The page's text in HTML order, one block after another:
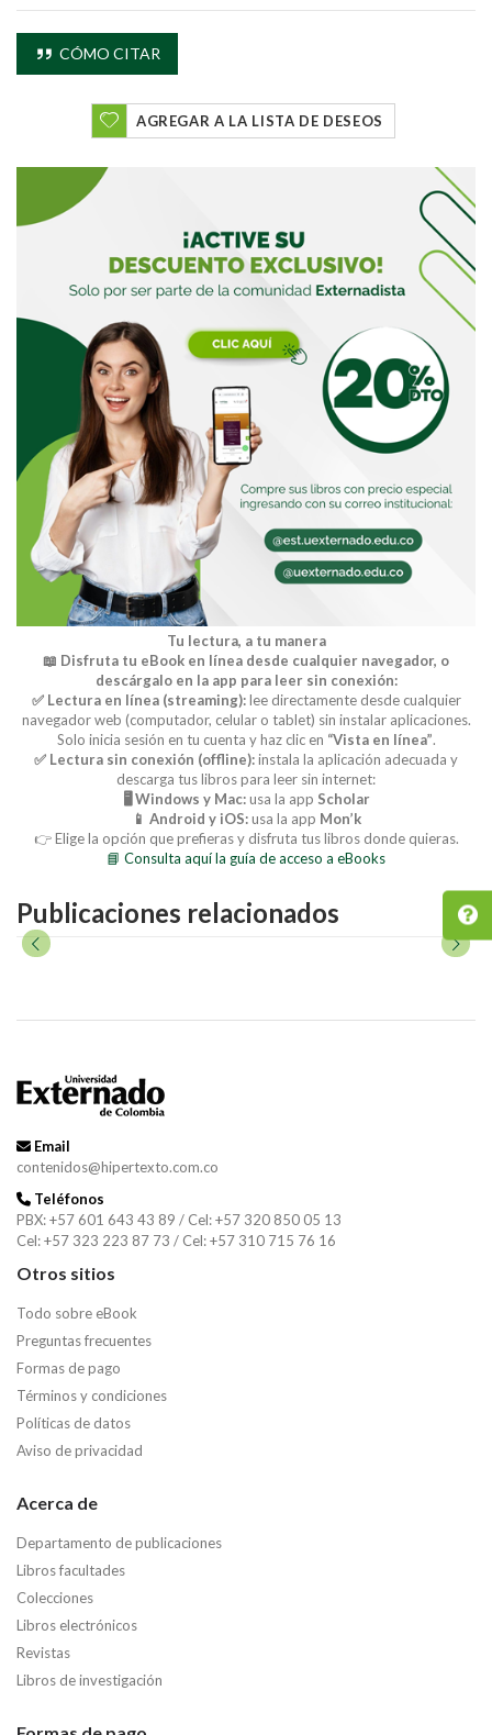
Buscar
Buscar
CÓMO CITAR
AGREGAR A LA LISTA DE DESEOS
Tu lectura, a tu manera
📖 Disfruta tu eBook en línea desde cualquier navegador, o
descárgalo en la app para leer sin conexión:
✅ Lectura en línea (streaming):lee directamente desde cualquier
navegador web (computador, celular o tablet) sin instalar aplicaciones.
Solo inicia sesión en tu cuenta y haz clic en “Vista en línea”.
✅ Lectura sin conexión (offline):instala la aplicación adecuada y
descarga tus libros para leer sin internet:
🖥️ Windows y Mac:usa la app Scholar
📱 Android y iOS:usa la app Mon’k
👉 Elige la opción que prefieras y disfruta tus libros donde quieras.
📘 Consulta aquí la guía de acceso a eBooks
Publicaciones relacionados
Email
contenidos@hipertexto.com.co
Teléfonos
PBX: +57 601 643 43 89 / Cel: +57 320 850 05 13
Cel: +57 323 223 87 73 / Cel: +57 310 715 76 16
Otros sitios
Todo sobre eBook
Preguntas frecuentes
Formas de pago
Términos y condiciones
Políticas de datos
Aviso de privacidad
Acerca de
Departamento de publicaciones
Libros facultades
Colecciones
Libros electrónicos
Revistas
Libros de investigación